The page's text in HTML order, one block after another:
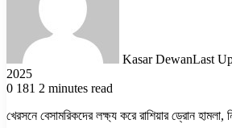
Kasar DewanLast
2025
0 181 2 minutes read
খেরসনে বেসামরিকদের লক্ষ্য করে রাশিয়ার ড্রোন হামলা,